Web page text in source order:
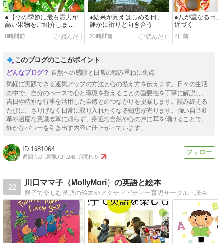
●【今の季節に最も霊力が
高い果物をご紹介しま
す！】
8時間前
●結果が見えはじめる日、
静かに祈りと向き合う
20時間前
●八が重なる日
近づく
2日前
このブログのここがポイント
自然への感謝と日常の積み重ねに焦点
気軽に実践できる運気アップの方法と心の整え方を伝えます。日々の生活
の中で、自分のペースで心と環境を整えることの重要性を丁寧に解説し、
吉日や特別な行事を活用した自然とのつながりを提案します。読み終える
たびに、さりげなく日常に取り入れたくなる知恵が光ります。強い自己変
革や過度な意識改革に頼らず、身近な自然や心の声に耳を傾けることで、
静かなパワーを引き出す内容に仕上がっています。
1681064
週間IN:0 週間OUT:243 月間IN:9
22
川口ママ子（MollyMori）の英語と絵本
親子で楽しむ英語の絵本やアクティビティー育児サークル・読み聞かせボランティア・子ども英会話講師・幼稚園レッスンのことなど